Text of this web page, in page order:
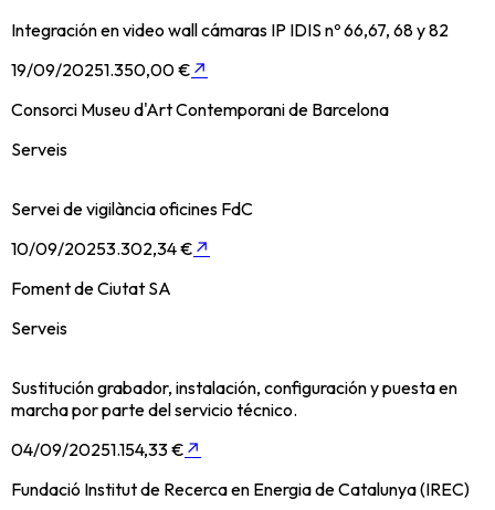
Integración en video wall cámaras IP IDIS nº 66,67, 68 y 82
19/09/20251.350,00 € ↗
Consorci Museu d'Art Contemporani de Barcelona
Serveis
Servei de vigilància oficines FdC
10/09/20253.302,34 € ↗
Foment de Ciutat SA
Serveis
Sustitución grabador, instalación, configuración y puesta en
marcha por parte del servicio técnico.
04/09/20251.154,33 € ↗
Fundació Institut de Recerca en Energia de Catalunya (IREC)